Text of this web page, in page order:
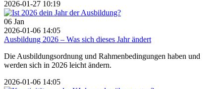
2026-01-27 10:19
06 Jan
2026-01-06 14:05
Ausbildung 2026 – Was sich dieses Jahr ändert
Die Ausbildungsordnung und Rahmenbedingungen haben und
werden sich in 2026 leicht ändern.
2026-01-06 14:05